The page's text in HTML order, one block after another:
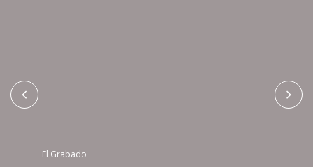
El Grabado
El Grabado
El Grabado